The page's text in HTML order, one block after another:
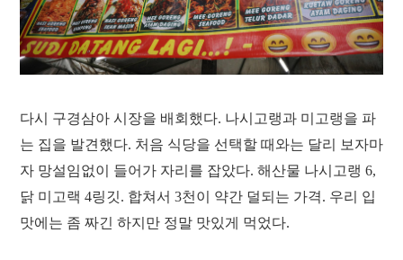
다시 구경삼아 시장을 배회했다. 나시고랭과 미고랭을 파
는 집을 발견했다. 처음 식당을 선택할 때와는 달리 보자마
자 망설임없이 들어가 자리를 잡았다. 해산물 나시고랭 6,
닭 미고랙 4링깃. 합쳐서 3천이 약간 덜되는 가격. 우리 입
맛에는 좀 짜긴 하지만 정말 맛있게 먹었다.